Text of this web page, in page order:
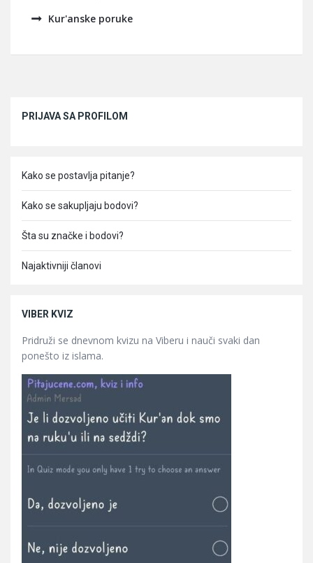
Kur'anske poruke
PRIJAVA SA PROFILOM
Kako se postavlja pitanje?
Kako se sakupljaju bodovi?
Šta su značke i bodovi?
Najaktivniji članovi
VIBER KVIZ
Pridruži se dnevnom kvizu na Viberu i nauči svaki dan
ponešto iz islama.